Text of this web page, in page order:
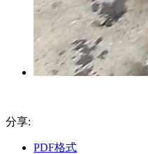
分享:
PDF格式